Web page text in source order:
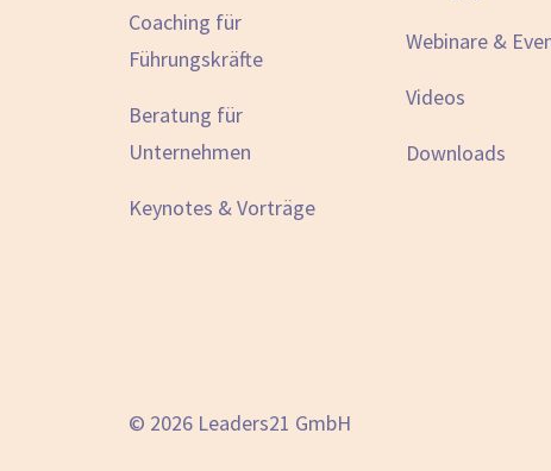
Coaching für
Führungskräfte
Beratung für
Unternehmen
Keynotes & Vorträge
Webinare &
Videos
Downloads
© 2026 Leaders21 GmbH